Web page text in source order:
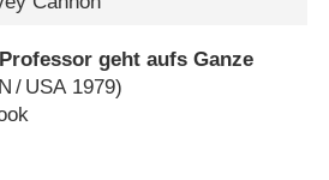
geht aufs Ganze
/ USA1979)